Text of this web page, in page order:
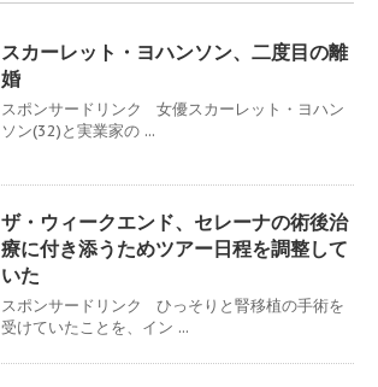
スカーレット・ヨハンソン、二度目の離
婚
スポンサードリンク 女優スカーレット・ヨハン
ソン(32)と実業家の ...
ザ・ウィークエンド、セレーナの術後治
療に付き添うためツアー日程を調整して
いた
スポンサードリンク ひっそりと腎移植の手術を
受けていたことを、イン ...